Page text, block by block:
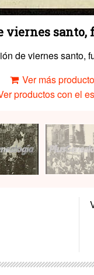
viernes
de viernes santo,
Ver más
productos con el